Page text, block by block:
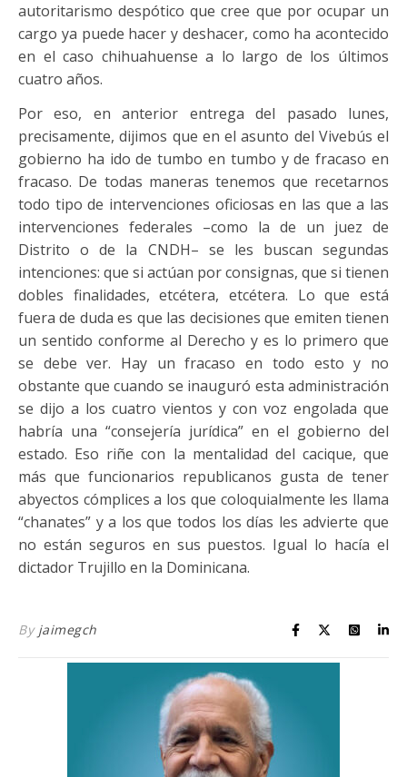
autoritarismo despótico que cree que por ocupar un
cargo ya puede hacer y deshacer, como ha acontecido
en el caso chihuahuense a lo largo de los últimos
cuatro años.
Por eso, en anterior entrega del pasado lunes,
precisamente, dijimos que en el asunto del Vivebús el
gobierno ha ido de tumbo en tumbo y de fracaso en
fracaso. De todas maneras tenemos que recetarnos
todo tipo de intervenciones oficiosas en las que a las
intervenciones federales –como la de un juez de
Distrito o de la CNDH– se les buscan segundas
intenciones: que si actúan por consignas, que si tienen
dobles finalidades, etcétera, etcétera. Lo que está
fuera de duda es que las decisiones que emiten tienen
un sentido conforme al Derecho y es lo primero que
se debe ver. Hay un fracaso en todo esto y no
obstante que cuando se inauguró esta administración
se dijo a los cuatro vientos y con voz engolada que
habría una “consejería jurídica” en el gobierno del
estado. Eso riñe con la mentalidad del cacique, que
más que funcionarios republicanos gusta de tener
abyectos cómplices a los que coloquialmente les llama
“chanates” y a los que todos los días les advierte que
no están seguros en sus puestos. Igual lo hacía el
dictador Trujillo en la Dominicana.
By jaimegch